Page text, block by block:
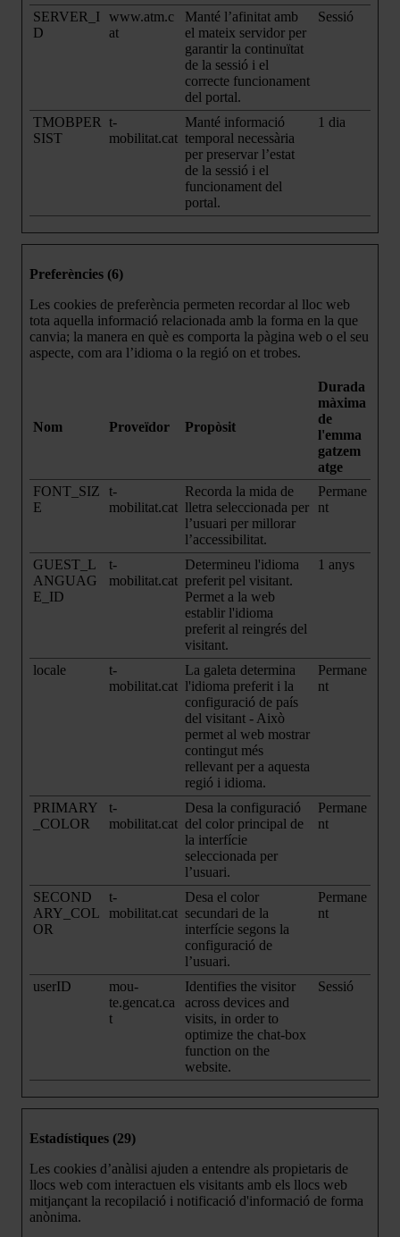
SERVER_I
D
www.atm.c
at
Manté l’afinitat amb
el mateix servidor per
garantir la continuïtat
de la sessió i el
correcte funcionament
del portal.
Sessió
TMOBPER
SIST
t-
mobilitat.cat
Manté informació
temporal necessària
per preservar l’estat
de la sessió i el
funcionament del
portal.
1 dia
Preferències (6)
Les cookies de preferència permeten recordar al lloc web
tota aquella informació relacionada amb la forma en la que
canvia; la manera en què es comporta la pàgina web o el seu
aspecte, com ara l’idioma o la regió on et trobes.
Nom Proveïdor Propòsit
Durada
màxima
de
l'emma
gatzem
atge
FONT_SIZ
E
t-
mobilitat.cat
Recorda la mida de
lletra seleccionada per
l’usuari per millorar
l’accessibilitat.
Permane
nt
GUEST_L
ANGUAG
E_ID
t-
mobilitat.cat
Determineu l'idioma
preferit pel visitant.
Permet a la web
establir l'idioma
preferit al reingrés del
visitant.
1 anys
locale
t-
mobilitat.cat
La galeta determina
l'idioma preferit i la
configuració de país
del visitant - Això
permet al web mostrar
contingut més
rellevant per a aquesta
regió i idioma.
Permane
nt
PRIMARY
_COLOR
t-
mobilitat.cat
Desa la configuració
del color principal de
la interfície
seleccionada per
l’usuari.
Permane
nt
SECOND
ARY_COL
OR
t-
mobilitat.cat
Desa el color
secundari de la
interfície segons la
configuració de
l’usuari.
Permane
nt
userID
mou-
te.gencat.ca
t
Identifies the visitor
across devices and
visits, in order to
optimize the chat-box
function on the
website.
Sessió
Estadístiques (29)
Les cookies d’anàlisi ajuden a entendre als propietaris de
llocs web com interactuen els visitants amb els llocs web
mitjançant la recopilació i notificació d'informació de forma
anònima.